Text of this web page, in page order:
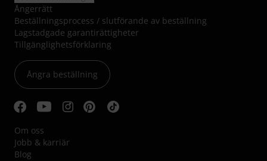
Ångerrätt
Beställningsprocess / slutförande av beställning
Lagstadgade garantirättigheter
Tillgänglighetsförklaring
Ångra beställning
Om oss
Jobb & karriär
Blog